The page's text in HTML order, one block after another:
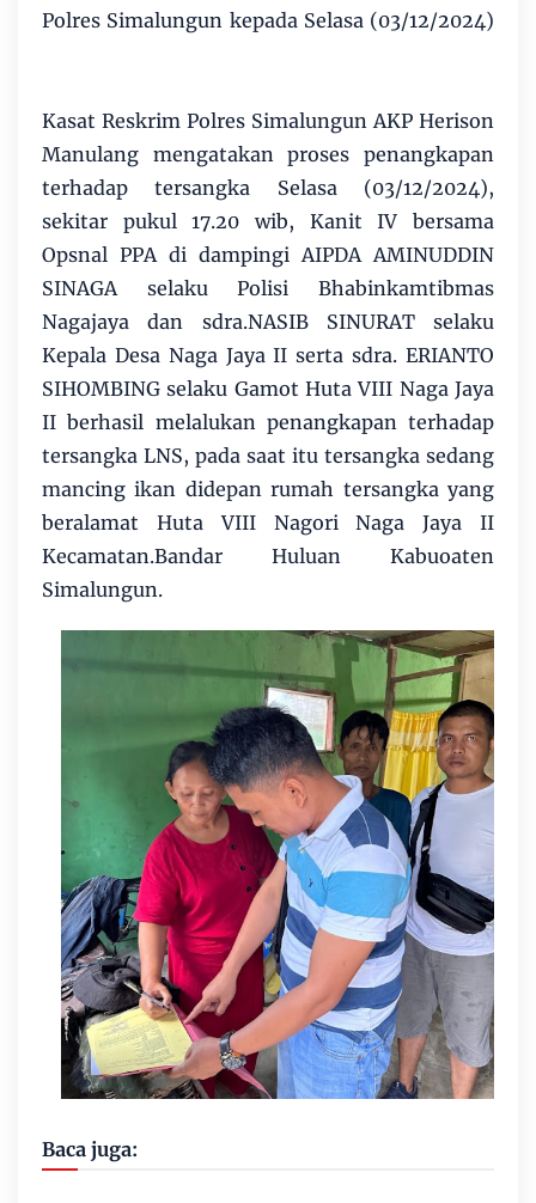
Polres Simalungun kepada Selasa (03/12/2024)
Kasat Reskrim Polres Simalungun AKP Herison
Manulang mengatakan proses penangkapan
terhadap tersangka Selasa (03/12/2024),
sekitar pukul 17.20 wib, Kanit IV bersama
Opsnal PPA di dampingi AIPDA AMINUDDIN
SINAGA selaku Polisi Bhabinkamtibmas
Nagajaya dan sdra.NASIB SINURAT selaku
Kepala Desa Naga Jaya II serta sdra. ERIANTO
SIHOMBING selaku Gamot Huta VIII Naga Jaya
II berhasil melalukan penangkapan terhadap
tersangka LNS, pada saat itu tersangka sedang
mancing ikan didepan rumah tersangka yang
beralamat Huta VIII Nagori Naga Jaya II
Kecamatan.Bandar Huluan Kabuoaten
Simalungun.
Baca juga: